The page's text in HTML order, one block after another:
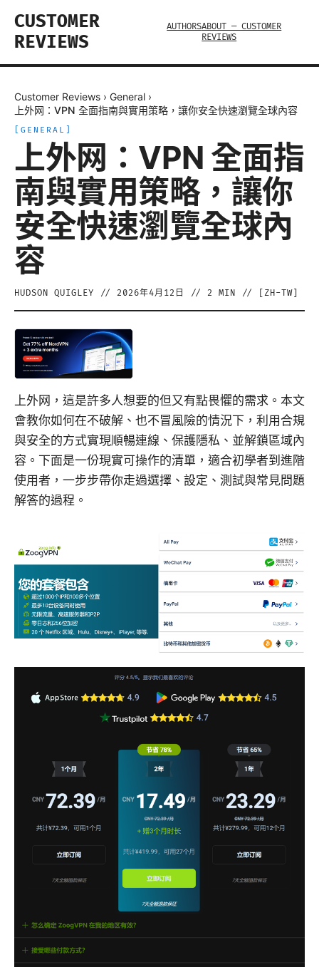
CUSTOMER
REVIEWS
AUTHORSABOUT — CUSTOMER
REVIEWS
Customer Reviews › General ›
上外网：VPN 全面指南與實用策略，讓你安全快速瀏覽全球內容
GENERAL
上外网：VPN 全面指
南與實用策略，讓你
安全快速瀏覽全球內
容
HUDSON QUIGLEY // 2026年4月12日 // 2 MIN // [ ZH-TW
上外网，這是許多人想要的但又有點畏懼的需求。本文
會教你如何在不破解、也不冒風險的情況下，利用合規
與安全的方式實現順暢連線、保護隱私、並解鎖區域內
容。下面是一份現實可操作的清單，適合初學者到進階
使用者，一步步帶你走過選擇、設定、測試與常見問題
解答的過程。